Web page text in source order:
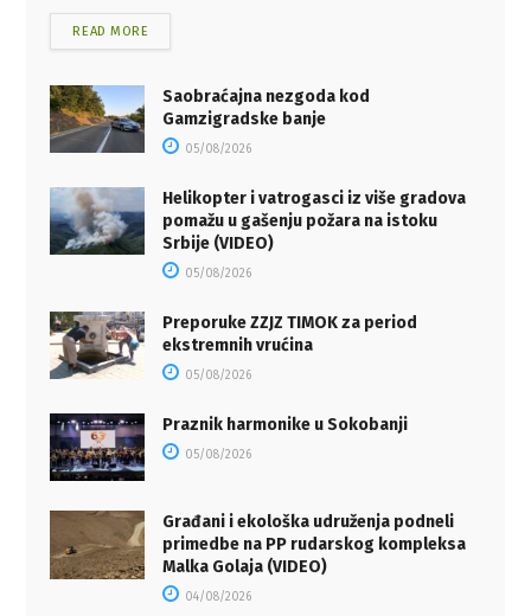
READ MORE
Saobraćajna nezgoda kod
Gamzigradske banje
05/08/2026
Helikopter i vatrogasci iz više gradova
pomažu u gašenju požara na istoku
Srbije (VIDEO)
05/08/2026
Preporuke ZZJZ TIMOK za period
ekstremnih vrućina
05/08/2026
Praznik harmonike u Sokobanji
05/08/2026
Građani i ekološka udruženja podneli
primedbe na PP rudarskog kompleksa
Malka Golaja (VIDEO)
04/08/2026